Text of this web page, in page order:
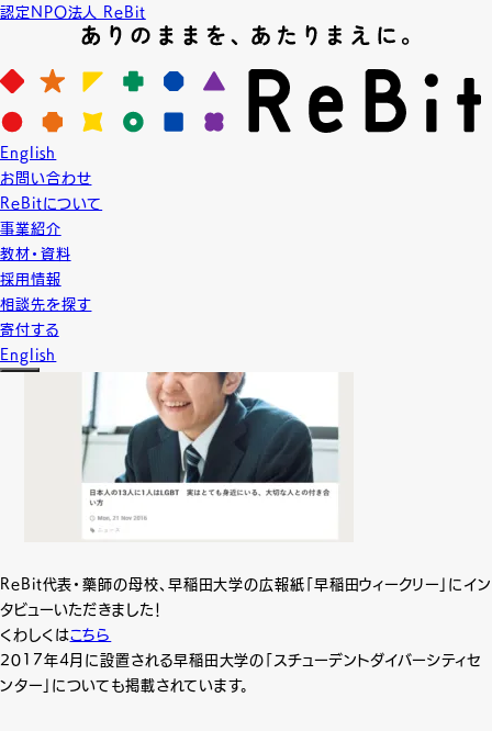
認定NPO法人 ReBit
English
お問い合わせ
ReBitについて
事業紹介
教材・資料
採用情報
相談先を探す
寄付する
English
News
ニュース
2016.11.21
【WEB】早稲田ウィークリーに掲載されました
ReBit代表・藥師の母校、早稲田大学の広報紙「早稲田ウィークリー」にイン
タビューいただきました！
くわしくはこちら
2017年4月に設置される早稲田大学の「スチューデントダイバーシティセ
ンター」についても掲載されています。